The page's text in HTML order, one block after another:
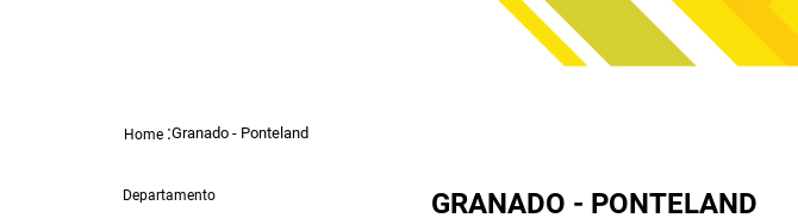
Granado - Ponteland
Departamento GRANADO - PONTELAND
amoxicilina clavulanato